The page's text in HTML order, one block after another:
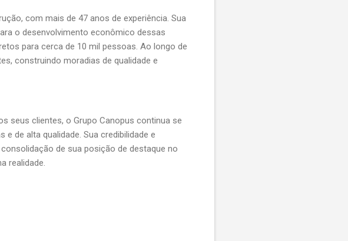
com mais de 47 anos de experiência. Sua
o desenvolvimento econômico dessas
para cerca de 10 mil pessoas. Ao longo de
construindo moradias de qualidade e
seus clientes, o Grupo Canopus continua se
de alta qualidade. Sua credibilidade e
de sua posição de destaque no
realidade.